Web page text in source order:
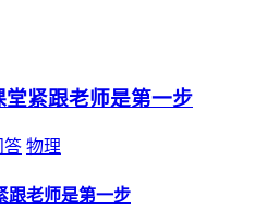
紧跟老师是第一步
答 物理
跟老师是第一步